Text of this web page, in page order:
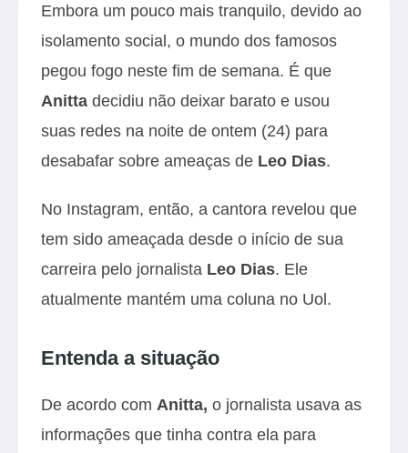
Embora um pouco mais tranquilo, devido ao
isolamento social, o mundo dos famosos
pegou fogo neste fim de semana. É que
Anitta decidiu não deixar barato e usou
suas redes na noite de ontem (24) para
desabafar sobre ameaças de Leo Dias.
No Instagram, então, a cantora revelou que
tem sido ameaçada desde o início de sua
carreira pelo jornalista Leo Dias. Ele
atualmente mantém uma coluna no Uol.
Entenda a situação
De acordo com Anitta, o jornalista usava as
informações que tinha contra ela para